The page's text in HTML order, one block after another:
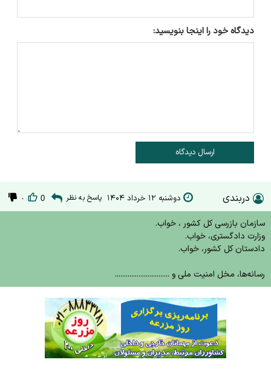
دیدگاه خود را اینجا بنویسید:
ارسال دیدگاه
دربندی دوشنبه ۱۲ خرداد ۱۴۰۴ پاسخ به نظر 0 ۰
سازمان بازرسی کل کشور ، خواب.
وزارت دادگستری، خواب.
دادستان کل کشور،‌ خواب.
رسانه‌ها، مخل امنیت ملی و ..............................